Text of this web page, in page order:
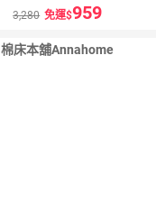
3,280 免運 959
棉床本舖Annahome